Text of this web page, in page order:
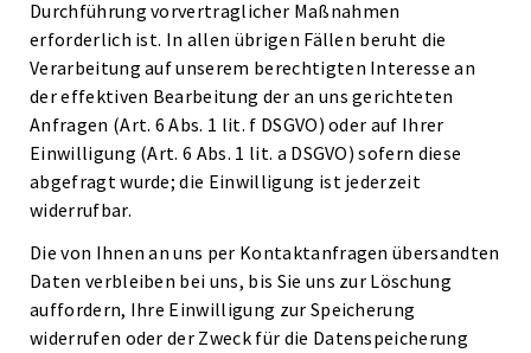
Durchführung vorvertraglicher Maßnahmen
erforderlich ist. In allen übrigen Fällen beruht die
Verarbeitung auf unserem berechtigten Interesse an
der effektiven Bearbeitung der an uns gerichteten
Anfragen (Art. 6 Abs. 1 lit. f DSGVO) oder auf Ihrer
Einwilligung (Art. 6 Abs. 1 lit. a DSGVO) sofern diese
abgefragt wurde; die Einwilligung ist jederzeit
widerrufbar.
Die von Ihnen an uns per Kontaktanfragen übersandten
Daten verbleiben bei uns, bis Sie uns zur Löschung
auffordern, Ihre Einwilligung zur Speicherung
widerrufen oder der Zweck für die Datenspeicherung